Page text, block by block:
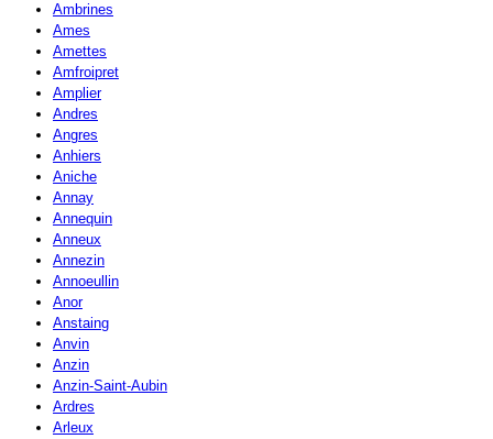
Ambrines
Ames
Amettes
Amfroipret
Amplier
Andres
Angres
Anhiers
Aniche
Annay
Annequin
Anneux
Annezin
Annoeullin
Anor
Anstaing
Anvin
Anzin
Anzin-Saint-Aubin
Ardres
Arleux